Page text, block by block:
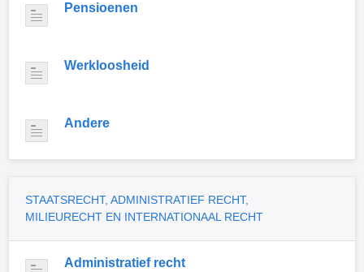
Pensioenen
Werkloosheid
Andere
STAATSRECHT, ADMINISTRATIEF RECHT,
MILIEURECHT EN INTERNATIONAAL RECHT
Administratief recht